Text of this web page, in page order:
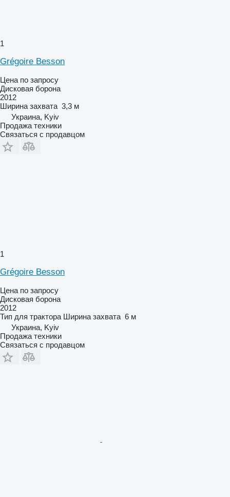
1
Grégoire Besson
Цена по запросу
Дисковая борона
2012
Ширина захвата 3,3 м
Украина, Kyiv
Продажа техники
Связаться с продавцом
1
Grégoire Besson
Цена по запросу
Дисковая борона
2012
Тип для трактора Ширина захвата 6 м
Украина, Kyiv
Продажа техники
Связаться с продавцом